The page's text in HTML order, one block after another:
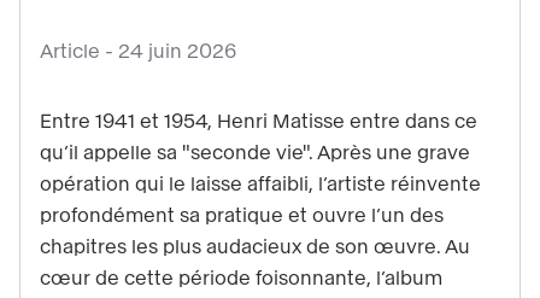
Voir
contenu
Jazz,
une
œuvre
majeure
Article - 24 juin 2026
Entre 1941 et 1954, Henri Matisse entre dans ce
qu’il appelle sa "seconde vie". Après une grave
opération qui le laisse affaibli, l’artiste réinvente
profondément sa pratique et ouvre l’un des
chapitres les plus audacieux de son œuvre. Au
cœur de cette période foisonnante, l’album